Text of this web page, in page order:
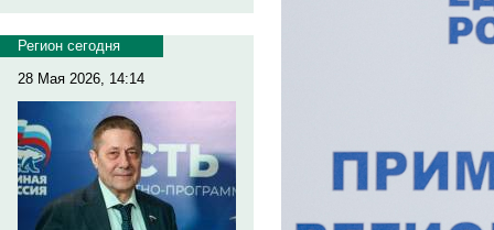
Регион сегодня
28 Мая 2026, 14:14